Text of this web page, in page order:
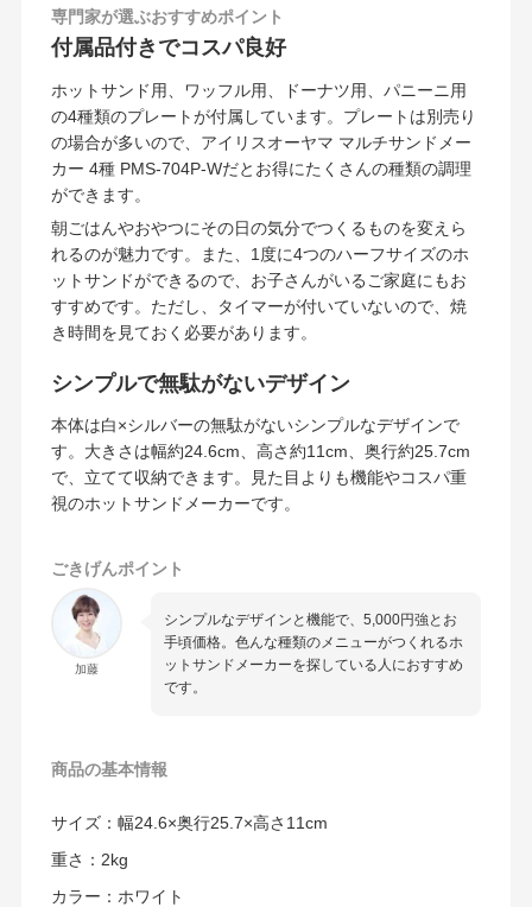
専門家が選ぶおすすめポイント
付属品付きでコスパ良好
ホットサンド用、ワッフル用、ドーナツ用、パニーニ用
の4種類のプレートが付属しています。プレートは別売り
の場合が多いので、アイリスオーヤマ マルチサンドメー
カー 4種 PMS-704P-Wだとお得にたくさんの種類の調理
ができます。
朝ごはんやおやつにその日の気分でつくるものを変えら
れるのが魅力です。また、1度に4つのハーフサイズのホ
ットサンドができるので、お子さんがいるご家庭にもお
すすめです。ただし、タイマーが付いていないので、焼
き時間を見ておく必要があります。
シンプルで無駄がないデザイン
本体は白×シルバーの無駄がないシンプルなデザインで
す。大きさは幅約24.6cm、高さ約11cm、奥行約25.7cm
で、立てて収納できます。見た目よりも機能やコスパ重
視のホットサンドメーカーです。
ごきげんポイント
加藤
シンプルなデザインと機能で、5,000円強とお
手頃価格。色んな種類のメニューがつくれるホ
ットサンドメーカーを探している人におすすめ
です。
商品の基本情報
サイズ：幅24.6×奥行25.7×高さ11cm
重さ：2kg
カラー：ホワイト